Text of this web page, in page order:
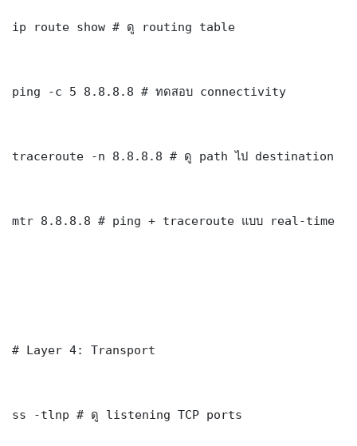
ip route show # ดู routing table
ping -c 5 8.8.8.8 # ทดสอบ connectivity
traceroute -n 8.8.8.8 # ดู path ไป destination
mtr 8.8.8.8 # ping + traceroute แบบ real-time
# Layer 4: Transport
ss -tlnp # ดู listening TCP ports